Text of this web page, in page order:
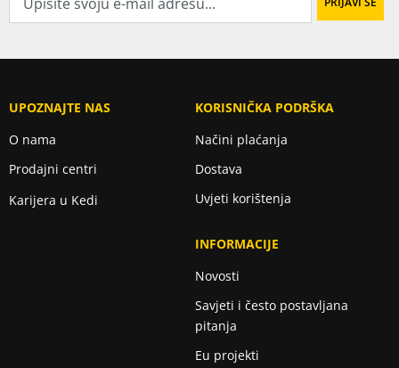
UPOZNAJTE NAS
O nama
Prodajni centri
Karijera u Kedi
KORISNIČKA PODRŠKA
Načini plaćanja
Dostava
Uvjeti korištenja
INFORMACIJE
Novosti
Savjeti i često postavljana
pitanja
Eu projekti